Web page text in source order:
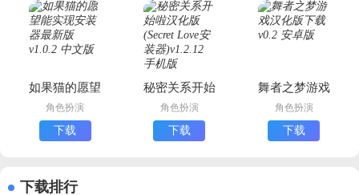
如果猫的愿望
能实现安装器
最新版
角色扮演
下载
秘密关系开始
啦汉化版
(Secret Love
安装器)
角色扮演
下载
舞者之梦游戏
汉化版下载
角色扮演
下载
下载排行